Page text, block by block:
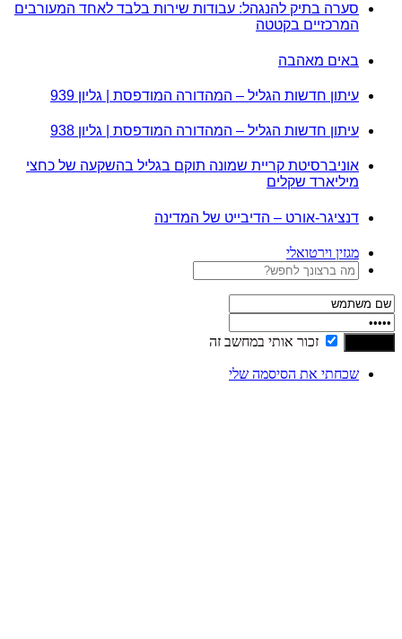
סערה בתיק להנגהל: עבודות שירות בלבד לאחד המעורבים
המרכזיים בקטטה
באים מאהבה
עיתון חדשות הגליל – המהדורה המודפסת | גליון 939
עיתון חדשות הגליל – המהדורה המודפסת | גליון 938
אוניברסיטת קריית שמונה תוקם בגליל בהשקעה של כחצי
מיליארד שקלים
דנציגר-אורט – הדיבייט של המדינה
מגזין וירטואלי
זכור אותי במחשב זה
שכחתי את הסיסמה שלי